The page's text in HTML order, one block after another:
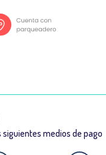
medios de pago